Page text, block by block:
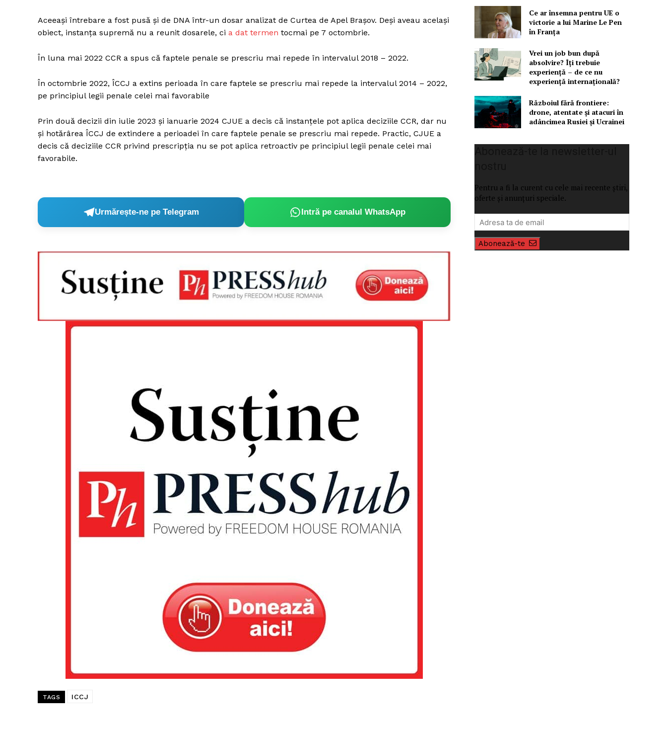
FREEDOM HOUSE
ROMÂNIA
PRESShub
Rețea
Aceeași întrebare a fost pusă și de DNA într-un dosar analizat de Curtea de Apel Brașov. Deși aveau același
obiect, instanța supremă nu a reunit dosarele, ci a dat termen tocmai pe 7 octombrie.
În luna mai 2022 CCR a spus că faptele penale se prescriu mai repede în intervalul 2018 – 2022.
În octombrie 2022, ÎCCJ a extins perioada în care faptele se prescriu mai repede la intervalul 2014 – 2022,
pe principiul legii penale celei mai favorabile
Prin două decizii din iulie 2023 și ianuarie 2024 CJUE a decis că instanţele pot aplica deciziile CCR, dar nu
şi hotărârea ÎCCJ de extindere a perioadei în care faptele penale se prescriu mai repede. Practic, CJUE a
decis că deciziile CCR privind prescripția nu se pot aplica retroactiv pe principiul legii penale celei mai
favorabile.
Urmărește-ne pe Telegram Intră pe canalul WhatsApp
TAGS ICCJ
Ce ar însemna pentru UE o
victorie a lui Marine Le Pen
în Franța
Vrei un job bun după
absolvire? Îți trebuie
experiență – de ce nu
experiență internațională?
Războiul fără frontiere:
drone, atentate și atacuri în
adâncimea Rusiei și Ucrainei
Pentru a fi la curent cu cele mai recente știri,
oferte și anunțuri speciale.
Abonează-te